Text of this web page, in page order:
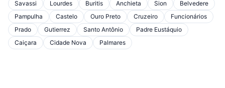
Savassi Lourdes Buritis Anchieta Sion
Belvedere
Pampulha
Castelo Ouro Preto Cruzeiro
Funcionários
Prado
Gutierrez Santo Antônio
Padre Eustáquio
Caiçara
Cidade Nova Palmares